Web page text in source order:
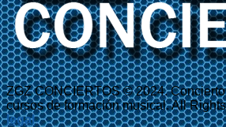
ZGZ CONCIERTOS © 2024.
cursos de formación musical. All
legal